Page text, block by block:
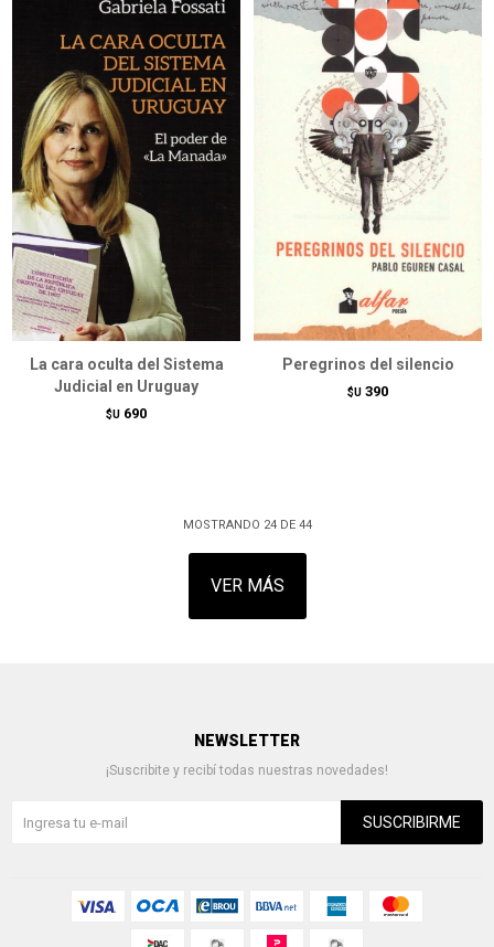
La cara oculta del Sistema
Judicial en Uruguay
$U 690
Peregrinos del silencio
$U 390
MOSTRANDO 24DE 44
VER MÁS
NEWSLETTER
¡Suscribite y recibí todas nuestras novedades!
SUSCRIBIRME